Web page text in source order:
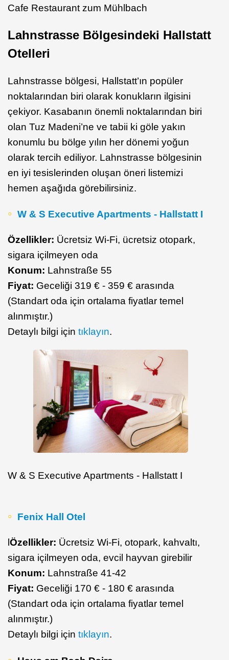
Cafe Restaurant zum Mühlbach
Lahnstrasse Bölgesindeki Hallstatt
Otelleri
Lahnstrasse bölgesi, Hallstatt’ın popüler
noktalarından biri olarak konukların ilgisini
çekiyor. Kasabanın önemli noktalarından biri
olan Tuz Madeni’ne ve tabii ki göle yakın
konumlu bu bölge yılın her dönemi yoğun
olarak tercih ediliyor. Lahnstrasse bölgesinin
en iyi tesislerinden oluşan öneri listemizi
hemen aşağıda görebilirsiniz.
W & S Executive Apartments - Hallstatt I
Özellikler: Ücretsiz Wi-Fi, ücretsiz otopark,
sigara içilmeyen oda
Konum: Lahnstraße 55
Fiyat: Geceliği 319 € - 359 € arasında
(Standart oda için ortalama fiyatlar temel
alınmıştır.)
Detaylı bilgi için tıklayın.
W & S Executive Apartments - Hallstatt I
Fenix Hall Otel
lÖzellikler: Ücretsiz Wi-Fi, otopark, kahvaltı,
sigara içilmeyen oda, evcil hayvan girebilir
Konum: Lahnstraße 41-42
Fiyat: Geceliği 170 € - 180 € arasında
(Standart oda için ortalama fiyatlar temel
alınmıştır.)
Detaylı bilgi için tıklayın.